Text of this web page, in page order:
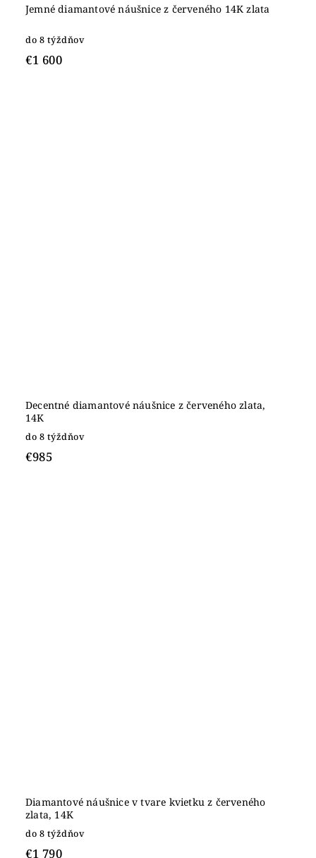
Jemné diamantové náušnice z červeného 14K zlata
do 8 týždňov
€1 600
Decentné diamantové náušnice z červeného zlata,
14K
do 8 týždňov
€985
Diamantové náušnice v tvare kvietku z červeného
zlata, 14K
do 8 týždňov
€1 790